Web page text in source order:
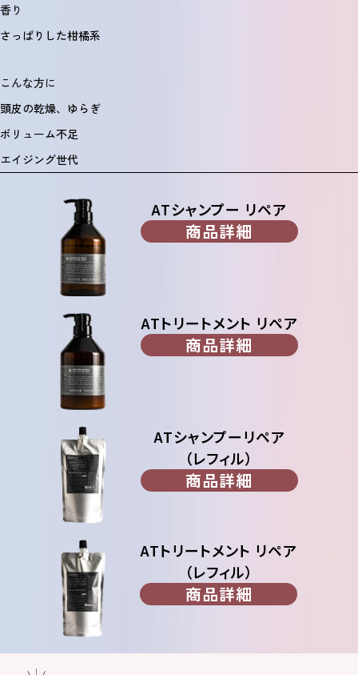
香り
さっぱりした柑橘系
こんな方に
頭皮の乾燥、ゆらぎ
ボリューム不足
エイジング世代
ATシャンプー リペア
商品詳細
ATトリートメント リペア
商品詳細
ATシャンプーリペア
（レフィル）
商品詳細
ATトリートメント リペア
（レフィル）
商品詳細